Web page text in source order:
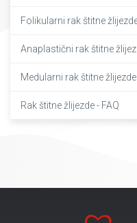
Folikularni rak štitne
Anaplastični rak štitne
Medularni rak štitne žlijezde
Rak štitne žlijezde - FAQ